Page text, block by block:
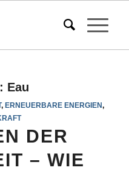
Eau
,ERNEUERBARE ENERGIEN,
DER
– WIE